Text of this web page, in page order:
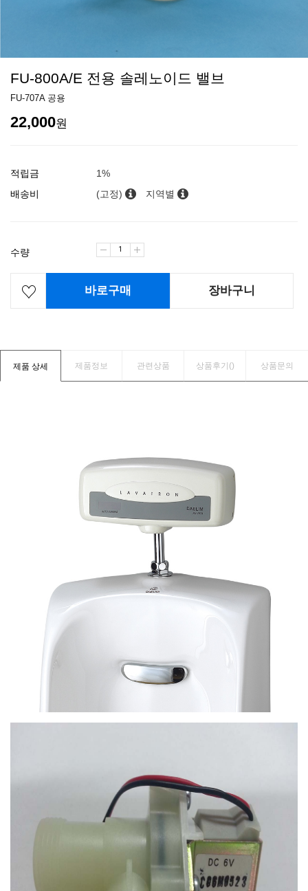
FU-800A/E 전용 솔레노이드 밸브
FU-707A 공용
22,000원
적립금
1%
배송비
(고정) 지역별
수량
바로구매 장바구니
제품 상세 제품정보 관련상품 상품후기() 상품문의